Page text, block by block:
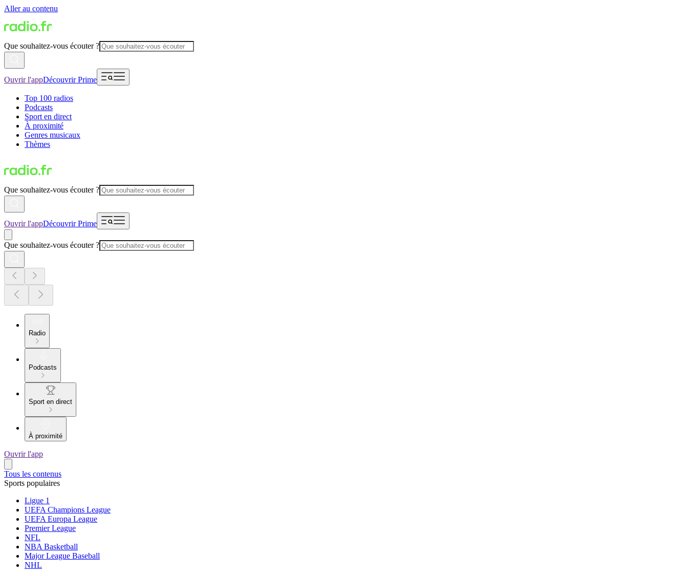
Aller au contenu
Que souhaitez-vous écouter ?
Ouvrir l'appDécouvrir Prime
Top 100 radios
Podcasts
Sport en direct
À proximité
Genres musicaux
Thèmes
Que souhaitez-vous écouter ?
Ouvrir l'appDécouvrir Prime
Que souhaitez-vous écouter ?
Radio
Podcasts
Sport en direct
À proximité
Ouvrir l'app
Tous les contenus
Sports populaires
Ligue 1
UEFA Champions League
UEFA Europa League
Premier League
NFL
NBA Basketball
Major League Baseball
NHL